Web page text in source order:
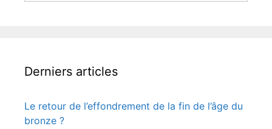
Derniers articles
Le retour de l’effondrement de la fin de l’âge du
bronze ?